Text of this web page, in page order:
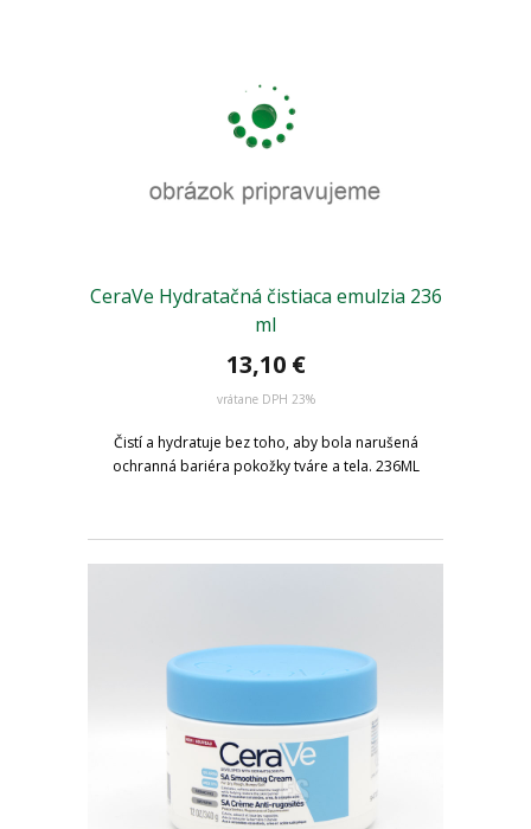
CeraVe Hydratačná čistiaca emulzia 236
ml
13,10 €
vrátane DPH 23%
Čistí a hydratuje bez toho, aby bola narušená
ochranná bariéra pokožky tváre a tela. 236ML